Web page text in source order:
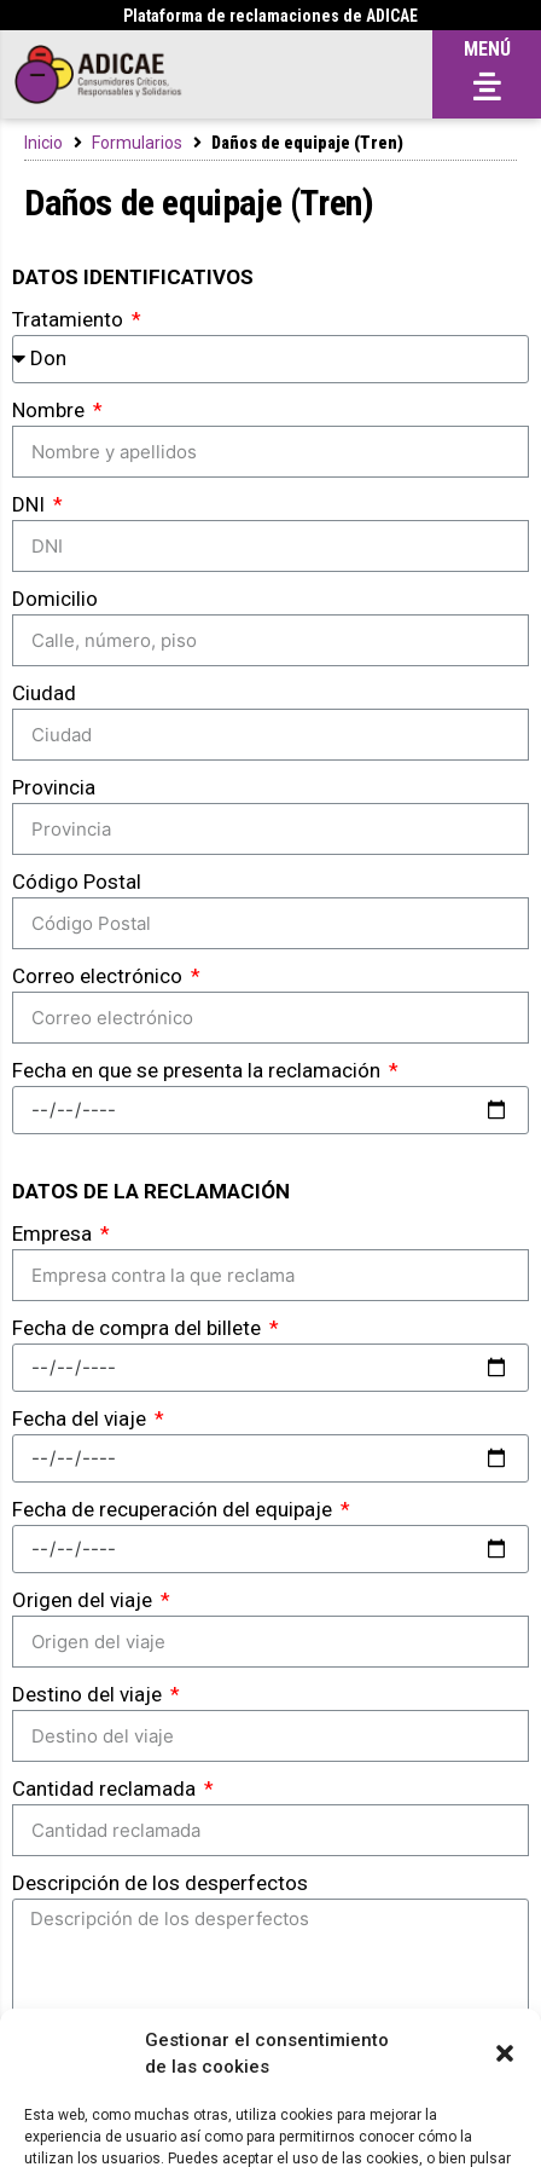
Gestionar el consentimiento
de las cookies
Esta web, como muchas otras, utiliza cookies para mejorar la
experiencia de usuario así como para permitirnos conocer cómo la
utilizan los usuarios. Puedes aceptar el uso de las cookies, o bien pulsar
Plataforma de reclamaciones de ADICAE
MENÚ
Inicio Formularios Daños de equipaje (Tren)
Daños de equipaje (Tren)
DATOS IDENTIFICATIVOS
Tratamiento
Nombre
DNI
Domicilio
Ciudad
Provincia
Código Postal
Correo electrónico
Fecha en que se presenta la reclamación
DATOS DE LA RECLAMACIÓN
Empresa
Fecha de compra del billete
Fecha del viaje
Fecha de recuperación del equipaje
Origen del viaje
Destino del viaje
Cantidad reclamada
Descripción de los desperfectos
GENERAR RECLAMACIÓN
© ADICAE - 2022